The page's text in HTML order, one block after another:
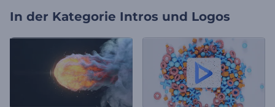
In der Kategorie Intros und Logos